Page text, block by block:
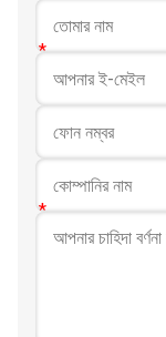
আমরা গ্রাহকদের
বিভিন্ন রং এবং অতিথি
শংসাপত্র!